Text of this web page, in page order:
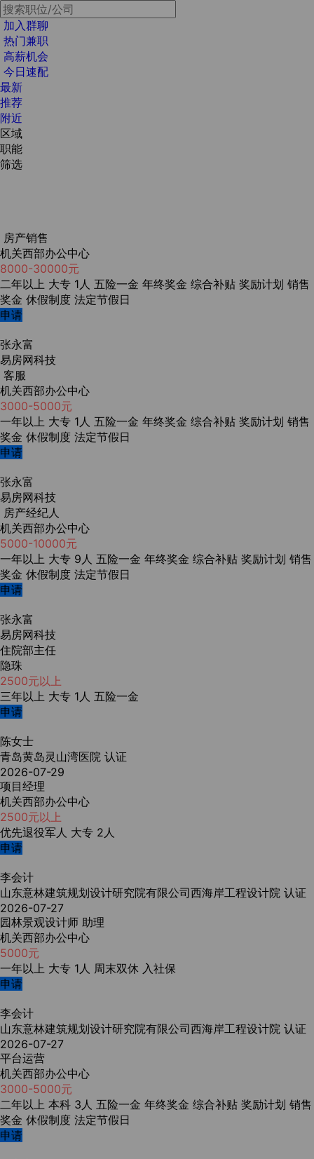
加入群聊
热门兼职
高薪机会
今日速配
最新
推荐
附近
区域
职能
筛选
房产销售
机关西部办公中心
8000-30000元
二年以上 大专 1人 五险一金 年终奖金 综合补贴 奖励计划 销售
奖金 休假制度 法定节假日
申请
张永富
易房网科技
客服
机关西部办公中心
3000-5000元
一年以上 大专 1人 五险一金 年终奖金 综合补贴 奖励计划 销售
奖金 休假制度 法定节假日
申请
张永富
易房网科技
房产经纪人
机关西部办公中心
5000-10000元
一年以上 大专 9人 五险一金 年终奖金 综合补贴 奖励计划 销售
奖金 休假制度 法定节假日
申请
张永富
易房网科技
住院部主任
隐珠
2500元以上
三年以上 大专 1人 五险一金
申请
陈女士
青岛黄岛灵山湾医院 认证
2026-07-29
项目经理
机关西部办公中心
2500元以上
优先退役军人 大专 2人
申请
李会计
山东意林建筑规划设计研究院有限公司西海岸工程设计院 认证
2026-07-27
园林景观设计师 助理
机关西部办公中心
5000元
一年以上 大专 1人 周末双休 入社保
申请
李会计
山东意林建筑规划设计研究院有限公司西海岸工程设计院 认证
2026-07-27
平台运营
机关西部办公中心
3000-5000元
二年以上 本科 3人 五险一金 年终奖金 综合补贴 奖励计划 销售
奖金 休假制度 法定节假日
申请